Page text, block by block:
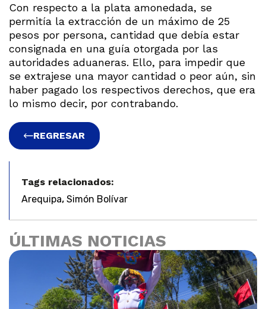
Con respecto a la plata amonedada, se
permitía la extracción de un máximo de 25
pesos por persona, cantidad que debía estar
consignada en una guía otorgada por las
autoridades aduaneras. Ello, para impedir que
se extrajese una mayor cantidad o peor aún, sin
haber pagado los respectivos derechos, que era
lo mismo decir, por contrabando.
REGRESAR
Tags relacionados:
Arequipa, Simón Bolívar
ÚLTIMAS NOTICIAS